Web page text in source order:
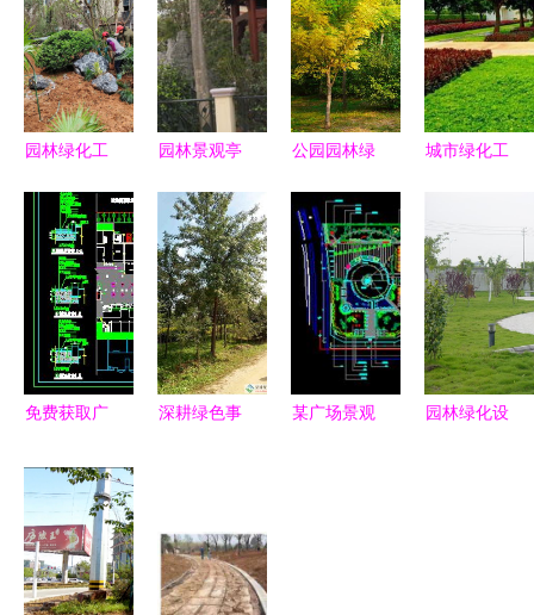
园林绿化工
到施工，打
造宜居小区
景观
园林景观亭
市绿化管理
的协同发展
公园园林绿
全流程解析
城市绿化工
与规范流程
免费获取广
及定位图
园林绿化工
程施工指南
深耕绿色事
分公司 从
苗木到城市
某广场景观
园林绿化设